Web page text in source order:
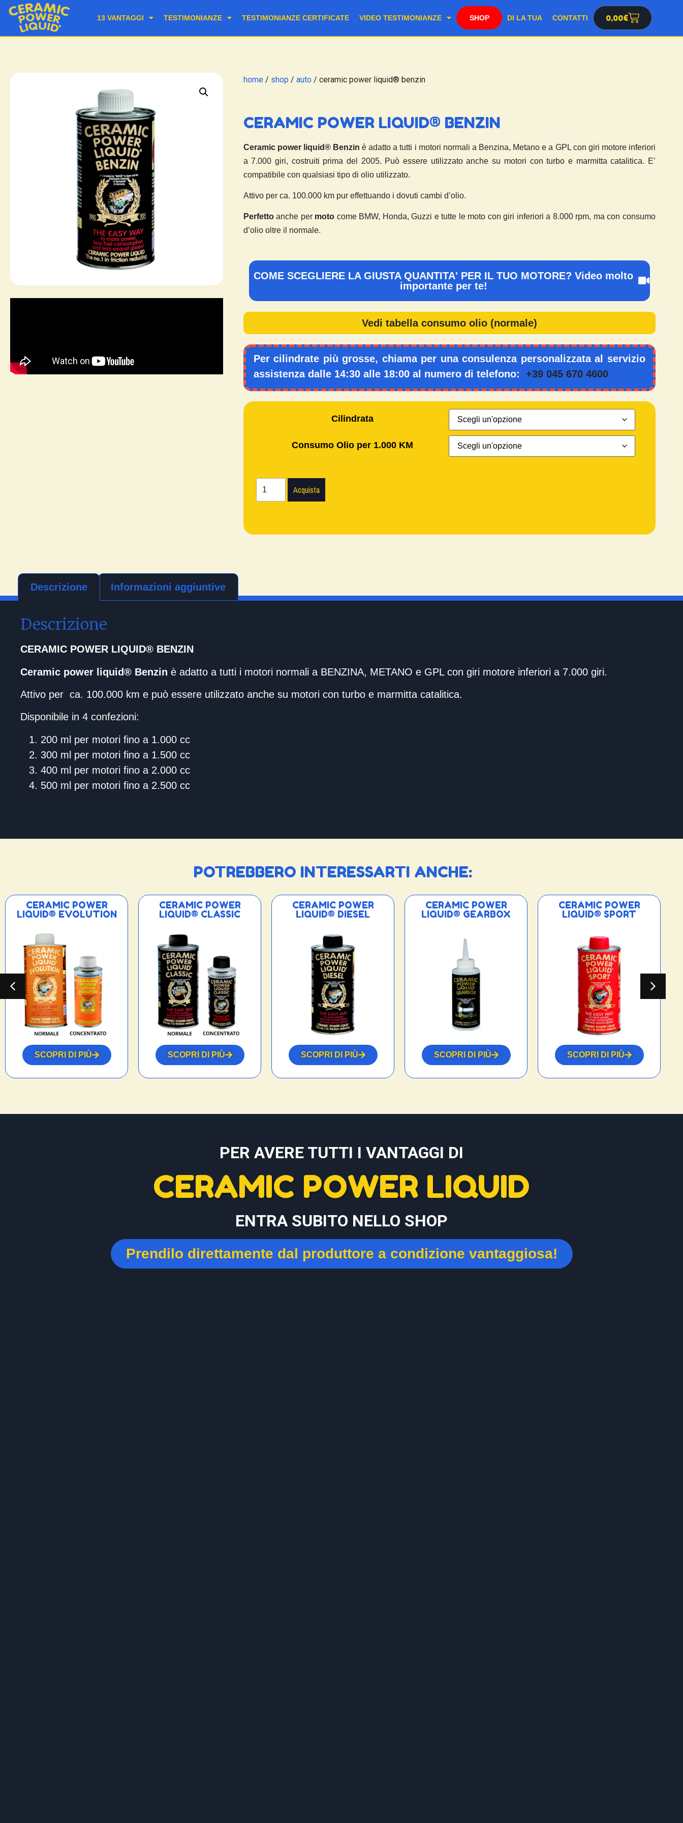
13 VANTAGGI TESTIMONIANZE TESTIMONIANZE CERTIFICATE VIDEO TESTIMONIANZE SHOP DI LA TUA CONTATTI 0,00€
home/ shop / auto/ ceramic power liquid® benzin
CERAMIC POWER LIQUID® BENZIN
Ceramic power liquid® Benzin è adatto a tutti i motori normali a Benzina, Metano e a GPL con giri motore inferiori
a 7.000 giri, costruiti prima del 2005. Può essere utilizzato anche su motori con turbo e marmitta catalitica. E’
compatibile con qualsiasi tipo di olio utilizzato.
Attivo per ca. 100.000 km pur effettuando i dovuti cambi d’olio.
Perfettoanche per moto come BMW, Honda, Guzzi e tutte le moto con giri inferiori a 8.000 rpm, ma con consumo
d’olio oltre il normale.
COME SCEGLIERE LA GIUSTA QUANTITA' PER IL TUO MOTORE? Video molto
importante per te!
Vedi tabella consumo olio (normale)
Per cilindrate più grosse, chiama per una consulenza personalizzata al servizio
assistenza dalle 14:30 alle 18:00 al numero di telefono: +39 045 670 4600
Cilindrata
Consumo Olio per 1.000 KM
Acquista
Descrizione Informazioni aggiuntive
Descrizione
CERAMIC POWER LIQUID® BENZIN
Ceramic power liquid® Benzin è adatto a tutti i motori normali a BENZINA, METANO e GPL con giri motore inferiori a 7.000 giri.
Attivo per ca. 100.000 km e può essere utilizzato anche su motori con turbo e marmitta catalitica.
Disponibile in 4 confezioni:
200 ml per motori fino a 1.000 cc
300 ml per motori fino a 1.500 cc
400 ml per motori fino a 2.000 cc
500 ml per motori fino a 2.500 cc
POTREBBERO INTERESSARTI ANCHE:
CERAMIC POWER
LIQUID® EVOLUTION
SCOPRI DI PIÙ
CERAMIC POWER
LIQUID® CLASSIC
SCOPRI DI PIÙ
CERAMIC POWER
LIQUID® DIESEL
SCOPRI DI PIÙ
CERAMIC POWER
LIQUID® GEARBOX
SCOPRI DI PIÙ
CERAMIC POWER
LIQUID® SPORT
SCOPRI DI PIÙ
PER AVERE TUTTI I VANTAGGI DI
CERAMIC POWER LIQUID
ENTRA SUBITO NELLO SHOP
Prendilo direttamente dal produttore a condizione vantaggiosa!